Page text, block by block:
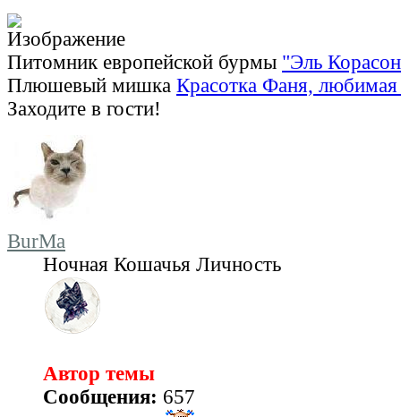
Питомник европейской бурмы "Эль
Плюшевый мишка Красотка Фаня, любимая
Заходите в гости!
BurMa
Ночная Кошачья Личность
Автор темы
Сообщения: 657